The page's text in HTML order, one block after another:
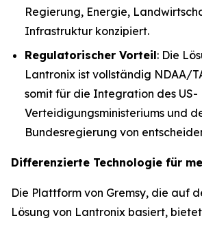
Regierung, Energie,
Infrastruktur konzipiert.
Regulatorischer Vorteil: Die
Lantronix ist vollständig NDAA/
somit für die Integration des US-
Verteidigungsministeriums und
Bundesregierung von
Differenzierte Technologie für
Die Plattform von Gremsy, die auf
Lösung von Lantronix basiert,